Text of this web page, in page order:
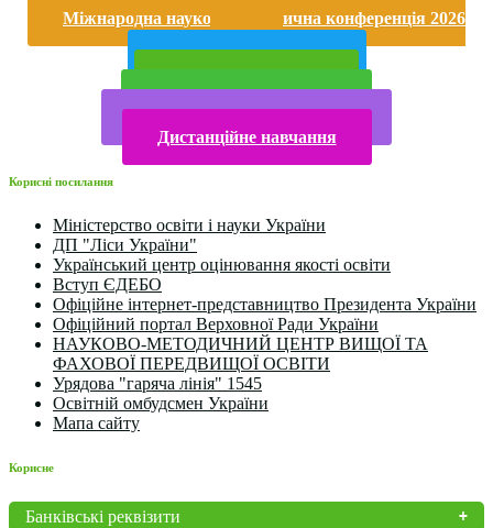
Міжнародна науково-практична конференція 2026
Дистанційне навчання
Корисні посилання
Міністерство освіти і науки України
ДП "Ліси України"
Український центр оцінювання якості освіти
Вступ ЄДЕБО
Офіційне інтернет-представництво Президента України
Офіційний портал Верховної Ради України
НАУКОВО-МЕТОДИЧНИЙ ЦЕНТР ВИЩОЇ ТА
ФАХОВОЇ ПЕРЕДВИЩОЇ ОСВІТИ
Урядова "гаряча лінія" 1545
Освітній омбудсмен України
Мапа сайту
Корисне
Банківські реквізити